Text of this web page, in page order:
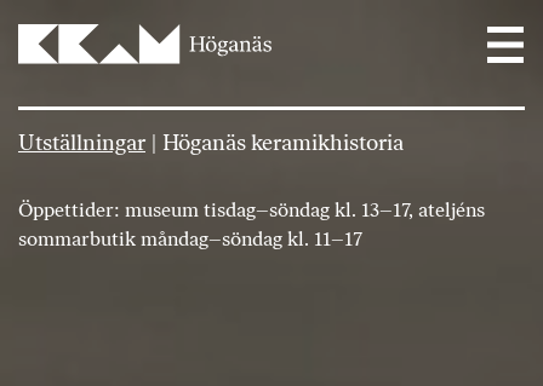
Main Navigation
Utställningar | Höganäs keramikhistoria
Öppettider: museum tisdag–söndag kl. 13–17, ateljéns
sommarbutik måndag–söndag kl. 11–17